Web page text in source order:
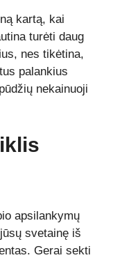
kartą, kai
turėti daug
nes tikėtina,
palankius
nekainuoji
apsilankymų
svetainę iš
Gerai sekti